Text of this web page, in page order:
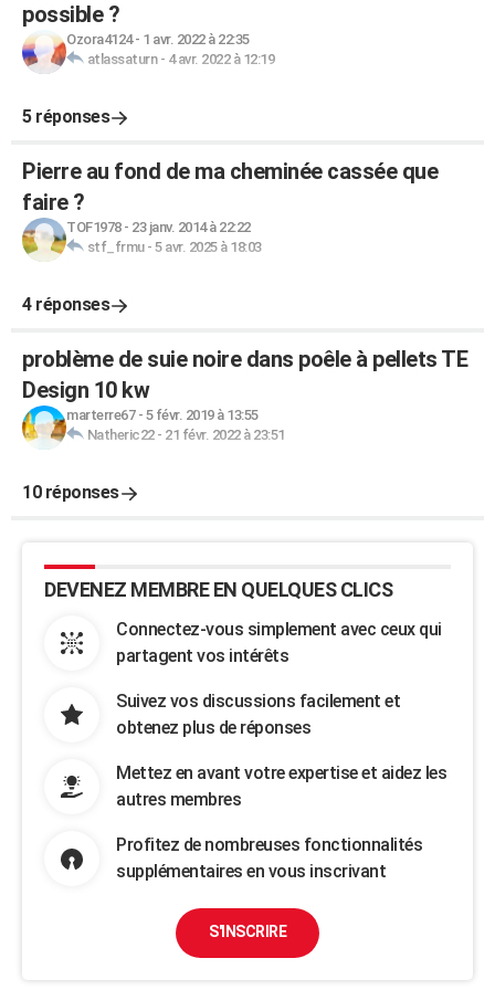
possible ?
Ozora4124- 1 avr. 2022 à 22:35
atlassaturn- 4 avr. 2022 à 12:19
5 réponses
Pierre au fond de ma cheminée cassée que
faire ?
TOF1978- 23 janv. 2014 à 22:22
stf_frmu- 5 avr. 2025 à 18:03
4 réponses
problème de suie noire dans poêle à pellets TE
Design 10 kw
marterre67- 5 févr. 2019 à 13:55
Natheric22- 21 févr. 2022 à 23:51
10 réponses
DEVENEZ MEMBRE EN QUELQUES CLICS
Connectez-vous simplement avec ceux qui
partagent vos intérêts
Suivez vos discussions facilement et
obtenez plus de réponses
Mettez en avant votre expertise et aidez les
autres membres
Profitez de nombreuses fonctionnalités
supplémentaires en vous inscrivant
S'INSCRIRE